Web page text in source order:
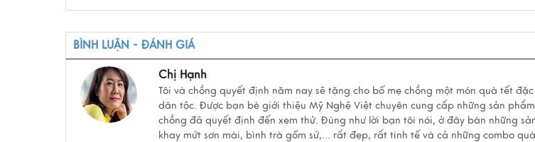
BÌNH LUẬN - ĐÁNH GIÁ
Chị Hạnh
Tôi và chồng quyết định năm nay sẽ tặng cho bố mẹ chồng một món quà tết
dân tộc. Được bạn bè giới thiệu Mỹ Nghệ Việt chuyên cung cấp những sản
chồng đã quyết định đến xem thử. Đúng như lời bạn tôi nói, ở đây bán những
khay mứt sơn mài, bình trà gốm sứ,... rất đẹp, rất tinh tế và cả những combo